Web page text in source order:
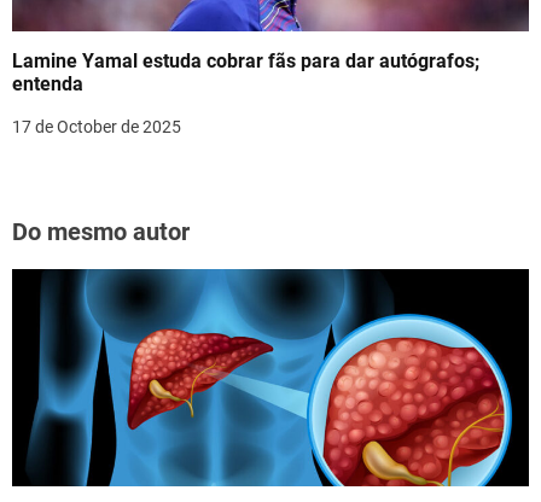
Lamine Yamal estuda cobrar fãs para dar autógrafos;
entenda
17 de October de 2025
Do mesmo autor